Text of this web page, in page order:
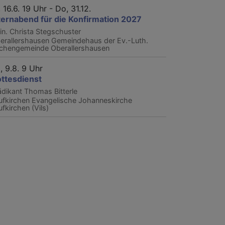
16.6. 19 Uhr - Do, 31.12.
für die Konfirmation 2027
Christa Stegschuster
Gemeindehaus der Ev.-Luth.
Oberallershausen
9.8. 9 Uhr
Thomas Bitterle
Evangelische Johanneskirche
(Vils)